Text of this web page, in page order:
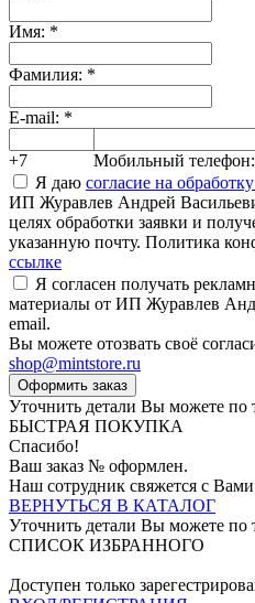
Имя: *
Фамилия: *
E-mail: *
+7 Мобильный телефон:
Я даю согласие на
ИП Журавлев Андрей
целях обработки заявки и
указанную почту. Политика
ссылке
Я согласен получать
материалы от ИП Журавлев
email.
Вы можете отозвать своё
shop@mintstore.ru
Оформить заказ
Уточнить детали Вы можете по
БЫСТРАЯ ПОКУПКА
Спасибо!
Ваш заказ № оформлен.
Наш сотрудник свяжется с Вами
ВЕРНУТЬСЯ В КАТАЛОГ
Уточнить детали Вы можете по
СПИСОК ИЗБРАННОГО
Доступен только